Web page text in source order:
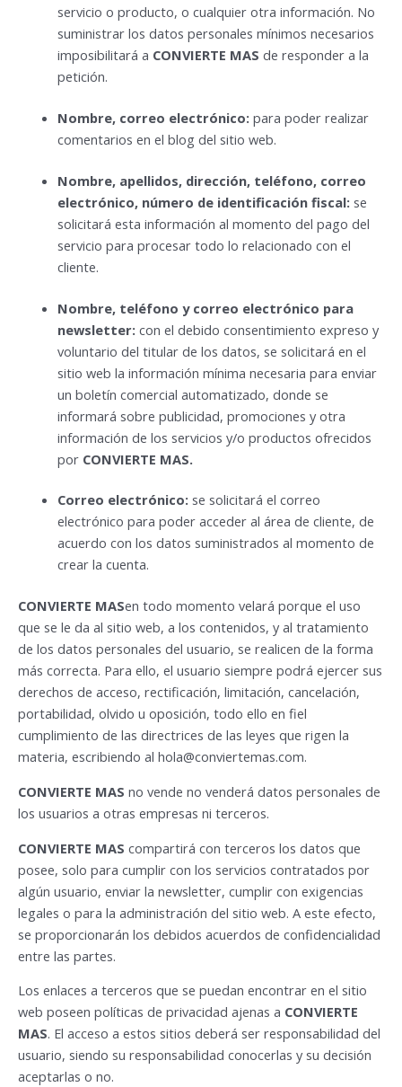
servicio o producto, o cualquier otra información. No
suministrar los datos personales mínimos necesarios
imposibilitará a CONVIERTE MAS de responder a la
petición.
Nombre, correo electrónico: para poder realizar
comentarios en el blog del sitio web.
Nombre, apellidos, dirección, teléfono, correo
electrónico, número de identificación fiscal: se
solicitará esta información al momento del pago del
servicio para procesar todo lo relacionado con el
cliente.
Nombre, teléfono y correo electrónico para
newsletter: con el debido consentimiento expreso y
voluntario del titular de los datos, se solicitará en el
sitio web la información mínima necesaria para enviar
un boletín comercial automatizado, donde se
informará sobre publicidad, promociones y otra
información de los servicios y/o productos ofrecidos
por CONVIERTE MAS.
Correo electrónico: se solicitará el correo
electrónico para poder acceder al área de cliente, de
acuerdo con los datos suministrados al momento de
crear la cuenta.
CONVIERTE MASen todo momento velará porque el uso
que se le da al sitio web, a los contenidos, y al tratamiento
de los datos personales del usuario, se realicen de la forma
más correcta. Para ello, el usuario siempre podrá ejercer sus
derechos de acceso, rectificación, limitación, cancelación,
portabilidad, olvido u oposición, todo ello en fiel
cumplimiento de las directrices de las leyes que rigen la
materia, escribiendo al hola@conviertemas.com.
CONVIERTE MAS no vende no venderá datos personales de
los usuarios a otras empresas ni terceros.
CONVIERTE MAS compartirá con terceros los datos que
posee, solo para cumplir con los servicios contratados por
algún usuario, enviar la newsletter, cumplir con exigencias
legales o para la administración del sitio web. A este efecto,
se proporcionarán los debidos acuerdos de confidencialidad
entre las partes.
Los enlaces a terceros que se puedan encontrar en el sitio
web poseen políticas de privacidad ajenas a CONVIERTE
MAS. El acceso a estos sitios deberá ser responsabilidad del
usuario, siendo su responsabilidad conocerlas y su decisión
aceptarlas o no.